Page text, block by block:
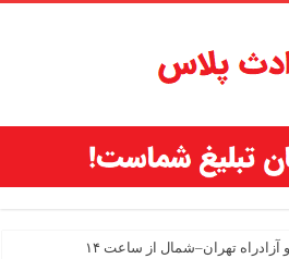
تهران–شمال از ساعت ۱۴